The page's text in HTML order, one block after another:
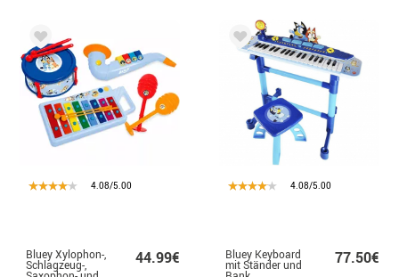
4.08/5.00
Bluey Xylophon-,
Schlagzeug-, 44.99€
4.08/5.00
Bluey Keyboard
mit Ständer und 77.50€